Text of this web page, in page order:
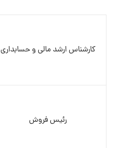
کارشناس ارشد مالی و حسابداری
رئیس فروش